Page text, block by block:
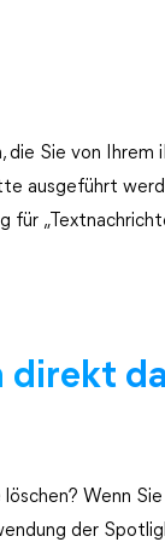
Sie von Ihrem
ausgeführt
direkt
Wenn Sie
der